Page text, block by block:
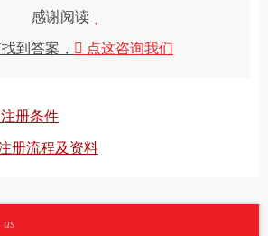
感谢阅读
到答案， 点这咨询我们
册条件
册流程及资料
us